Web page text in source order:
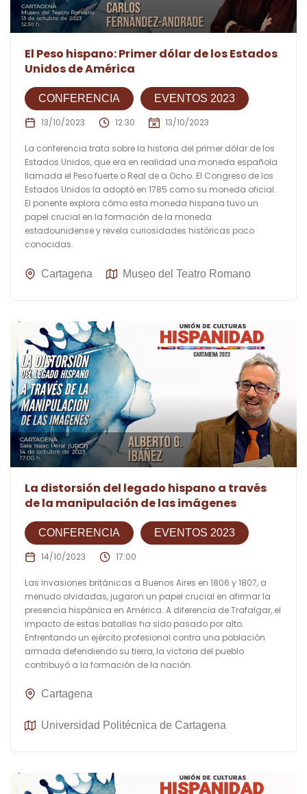
El Peso hispano: Primer dólar de los Estados
Unidos de América
CONFERENCIA EVENTOS 2023
13/10/2023 12:30 13/10/2023
La conferencia trata sobre la historia del primer dólar de los
Estados Unidos, que era en realidad una moneda española
llamada el Peso fuerte o Real de a Ocho. El Congreso de los
Estados Unidos la adoptó en 1785 como su moneda oficial.
El ponente explora cómo esta moneda hispana tuvo un
papel crucial en la formación de la moneda
estadounidense y revela curiosidades históricas poco
conocidas.
Cartagena Museo del Teatro Romano
La distorsión del legado hispano a través
de la manipulación de las imágenes
CONFERENCIA EVENTOS 2023
14/10/2023 17:00
Las invasiones británicas a Buenos Aires en 1806 y 1807, a
menudo olvidadas, jugaron un papel crucial en afirmar la
presencia hispánica en América. A diferencia de Trafalgar, el
impacto de estas batallas ha sido pasado por alto.
Enfrentando un ejército profesional contra una población
armada defendiendo su tierra, la victoria del pueblo
contribuyó a la formación de la nación.
Cartagena
Universidad Politécnica de Cartagena